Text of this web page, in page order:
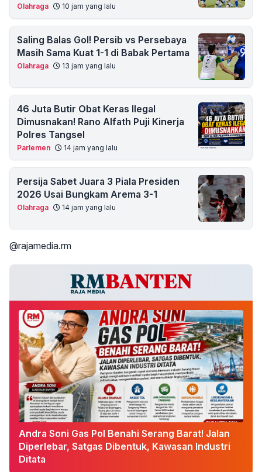
Olahraga 10 jam yang lalu
Saling Balas Gol! Persib vs Persebaya
Masih Sama Kuat 1-1 di Babak Pertama
Olahraga 13 jam yang lalu
46 Juta Butir Obat Keras Ilegal
Dimusnakan! Rano Alfath Puji Kinerja
Polres Tangsel
Parlemen 14 jam yang lalu
Persija Sabet Juara 3 Piala Presiden
2026 Usai Bungkam Arema 3-1
Olahraga 14 jam yang lalu
@rajamedia.rm
Andra Soni Gas Pol Benahi Serang Barat! Jalan
Diperlebar, Satgas Dibentuk, Kawasan Industri
Ditata